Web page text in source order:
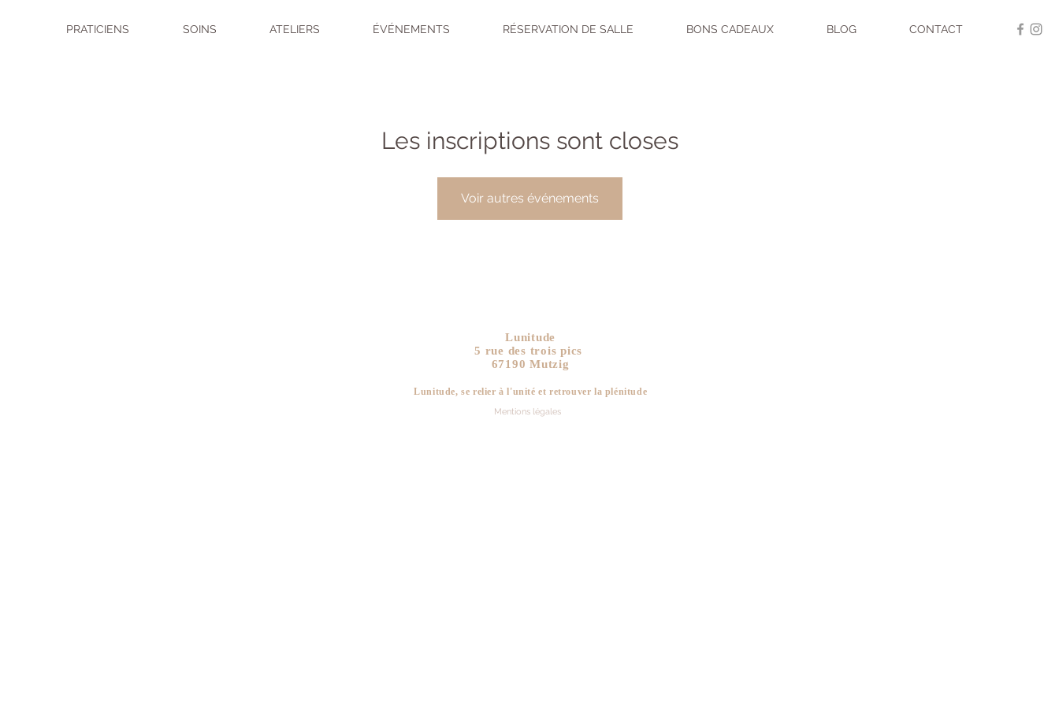
PRATICIENS SOINS ATELIERS ÉVÉNEMENTS RÉSERVATION DE SALLE BONS CADEAUX BLOG CONTACT
Les inscriptions sont closes
Voir autres événements
Lunitude
5 rue des trois pics
67190 Mutzig
Lunitude, se relier à l'unité et retrouver la plénitude
Mentions légales